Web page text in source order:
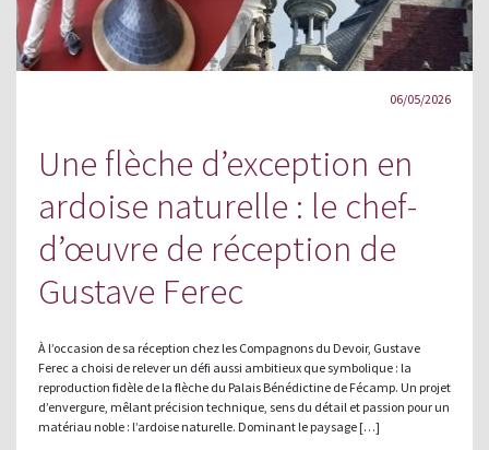
06/05/2026
Une flèche d’exception en
ardoise naturelle : le chef-
d’œuvre de réception de
Gustave Ferec
À l’occasion de sa réception chez les Compagnons du Devoir, Gustave
Ferec a choisi de relever un défi aussi ambitieux que symbolique : la
reproduction fidèle de la flèche du Palais Bénédictine de Fécamp. Un projet
d’envergure, mêlant précision technique, sens du détail et passion pour un
matériau noble : l’ardoise naturelle. Dominant le paysage […]